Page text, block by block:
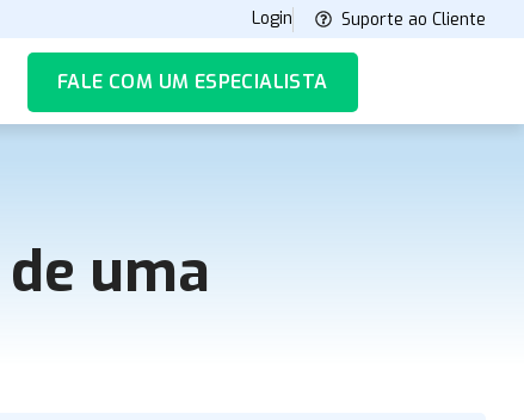
Login Suporte ao Cliente
FALE COM UM ESPECIALISTA
uma